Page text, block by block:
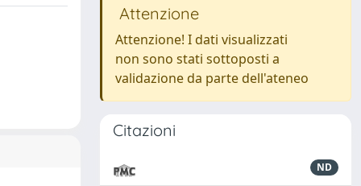
Attenzione
Attenzione! I dati visualizzati
non sono stati sottoposti a
validazione da parte dell'ateneo
Citazioni
ND